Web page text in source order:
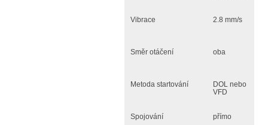
Vibrace 2.8 mm/s
Směr otáčení oba
Metoda startování
DOL nebo
VFD
Spojování přímo